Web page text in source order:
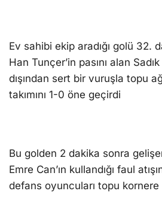
Ev sahibi ekip aradığı golü 32.
Han Tunçer’in pasını alan
dışından sert bir vuruşla topu
takımını 1-0 öne geçirdi
Bu golden 2 dakika sonra
Emre Can’ın kullandığı faul
defans oyuncuları topu kornere